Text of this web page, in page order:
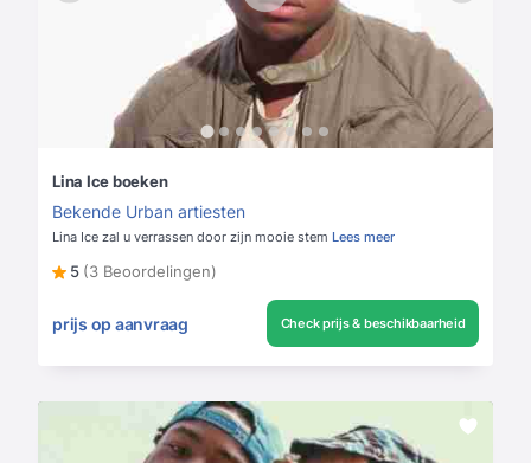
Lina Ice boeken
Bekende Urban artiesten
Lina Ice zal u verrassen door zijn mooie stem Lees meer
5 (3 Beoordelingen)
prijs op aanvraag Check prijs & beschikbaarheid